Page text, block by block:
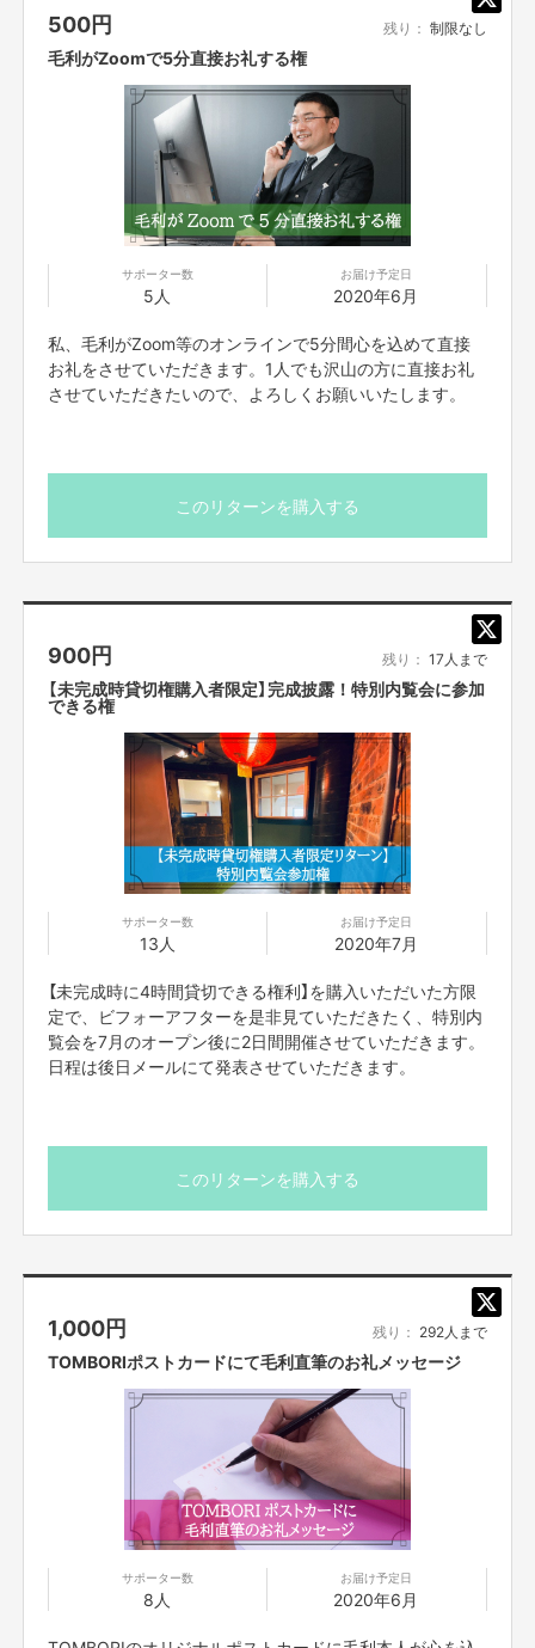
大阪の 毛利 英昭と申します。
本業で不動産会社を営むかたわら本業以外では、大阪を盛り
上げるためのエンターテイメントとして、西野亮廣さんや堀
江貴文さんなどの著名人の講演会を主催したり、
大阪府トライアスロン協会の理事として、大阪城トライアスロン大会の立ち
上げから大会運営をしております。今年は5/24に開催予定でしたが、残念
このプロジェクトでやりたいこと・やろうと思った理由
私は、とにかく大阪・関西を盛り上げたい！大人も子供もワクワクできるも
のストーリーが、青い空も輝く星も知らない町、見上げることもできない
町、夢を語れば笑われ、行動すれば叩かれ、でも信じればいつか必ず報われ
るという話で、まさに今のエンタメを失ったこの時代に、大阪を早く立ち直
らせるための挑戦をしたいと思います。
500円 残り： 制限なし
毛利がZoomで5分直接お礼する権
サポーター数
5人
お届け予定日
2020年6月
私、毛利がZoom等のオンラインで5分間心を込めて直接
お礼をさせていただきます。1人でも沢山の方に直接お礼
させていただきたいので、よろしくお願いいたします。
このリターンを購入する
900円 残り： 17人まで
【未完成時貸切権購入者限定】完成披露！特別内覧会に参加
できる権
サポーター数
13人
お届け予定日
2020年7月
【未完成時に4時間貸切できる権利】を購入いただいた方限
定で、ビフォーアフターを是非見ていただきたく、特別内
覧会を7月のオープン後に2日間開催させていただきます。
日程は後日メールにて発表させていただきます。
このリターンを購入する
1,000円 残り： 292人まで
TOMBORIポストカードにて毛利直筆のお礼メッセージ
サポーター数
8人
お届け予定日
2020年6月